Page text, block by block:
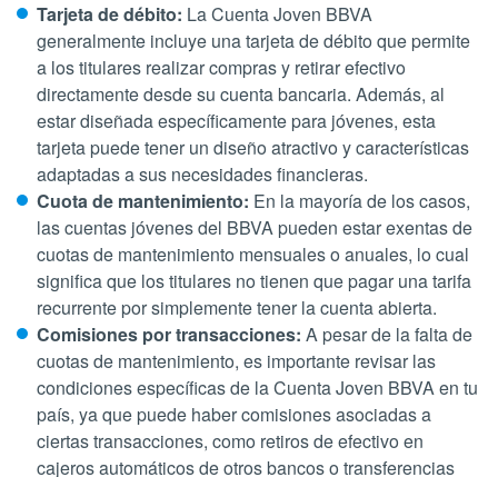
Tarjeta de débito: La Cuenta Joven BBVA
generalmente incluye una tarjeta de débito que permite
a los titulares realizar compras y retirar efectivo
directamente desde su cuenta bancaria. Además, al
estar diseñada específicamente para jóvenes, esta
tarjeta puede tener un diseño atractivo y características
adaptadas a sus necesidades financieras.
Cuota de mantenimiento: En la mayoría de los casos,
las cuentas jóvenes del BBVA pueden estar exentas de
cuotas de mantenimiento mensuales o anuales, lo cual
significa que los titulares no tienen que pagar una tarifa
recurrente por simplemente tener la cuenta abierta.
Comisiones por transacciones: A pesar de la falta de
cuotas de mantenimiento, es importante revisar las
condiciones específicas de la Cuenta Joven BBVA en tu
país, ya que puede haber comisiones asociadas a
ciertas transacciones, como retiros de efectivo en
cajeros automáticos de otros bancos o transferencias